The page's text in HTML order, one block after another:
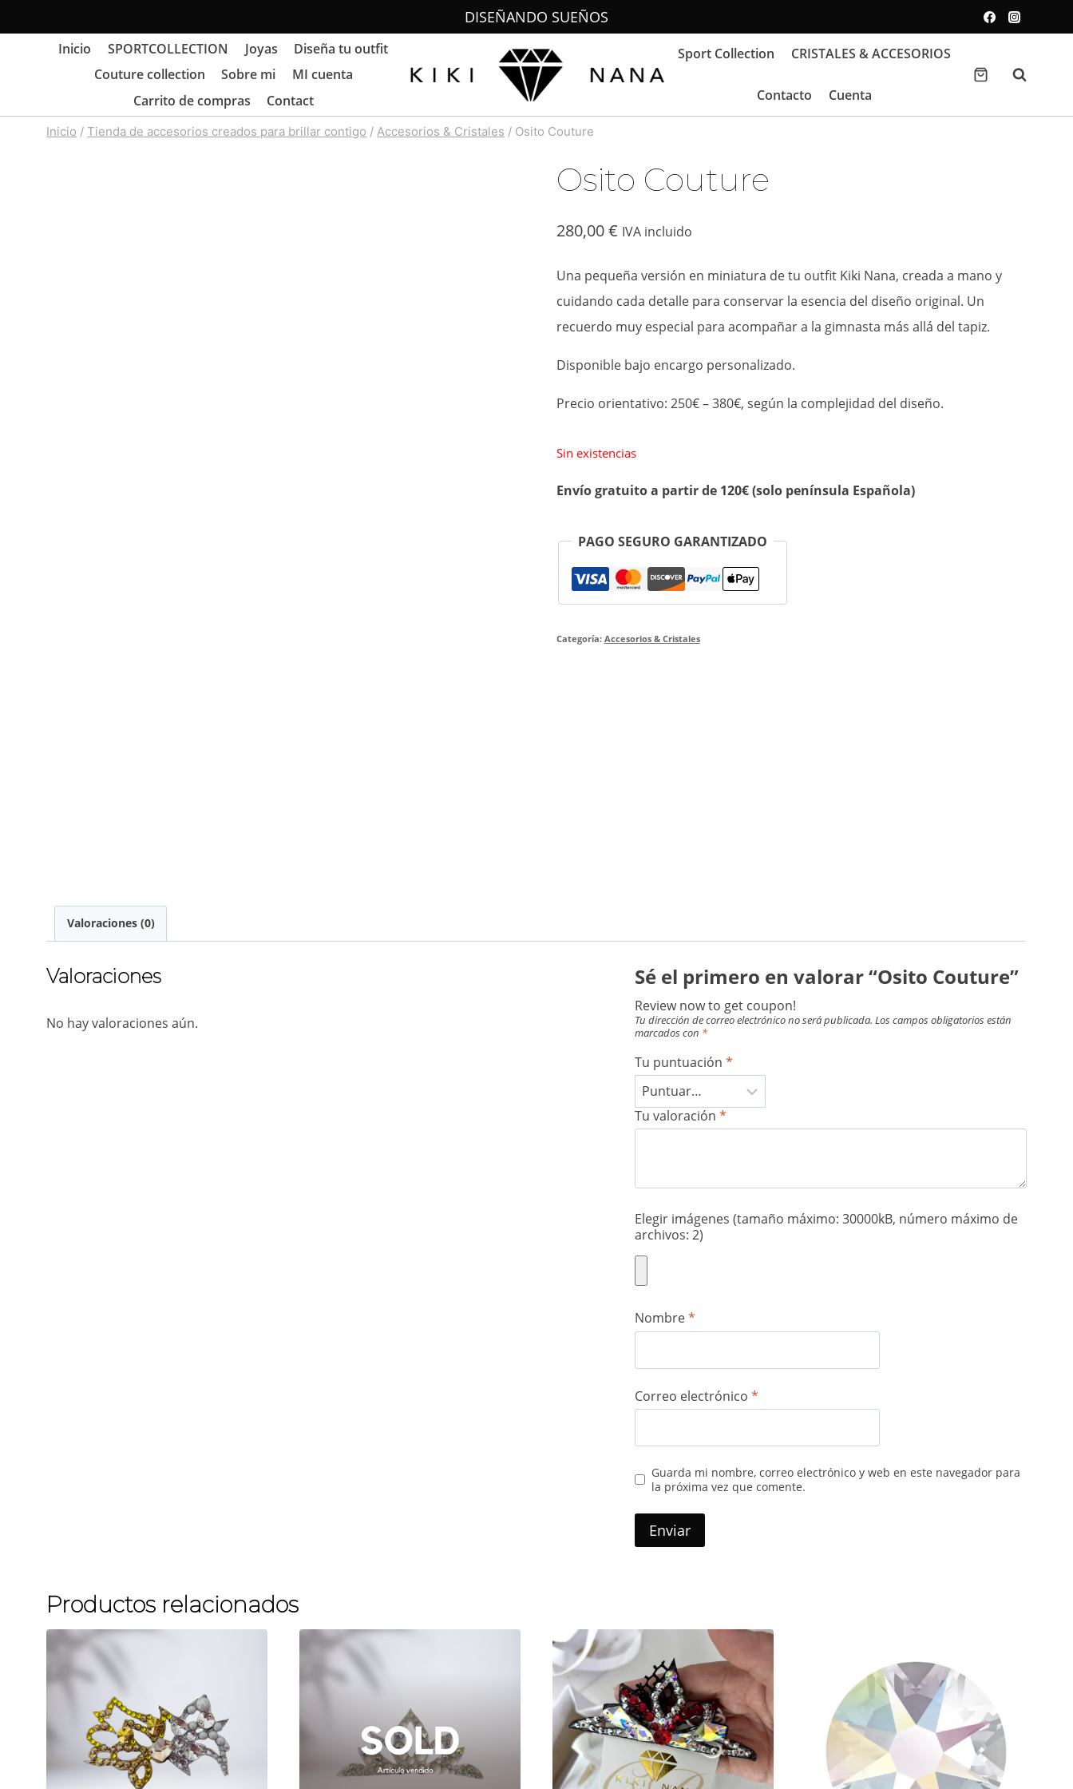
al
DISEÑANDO SUEÑOS
Inicio SPORTCOLLECTION Joyas
Diseña tu outfit
Couture collection
Sobre mi
MI cuenta
Carrito de compras
Contact
Sport Collection CRISTALES & ACCESORIOS
Contacto Cuenta
Inicio / Tienda de accesorios creados para brillar contigo / Accesorios & Cristales / Osito Couture
Osito Couture
280,00€ IVA incluido
Una pequeña versión en miniatura de tu outfit Kiki Nana, creada a mano y
cuidando cada detalle para conservar la esencia del diseño original. Un
recuerdo muy especial para acompañar a la gimnasta más allá del tapiz.
Disponible bajo encargo personalizado.
Precio orientativo: 250€ – 380€, según la complejidad del diseño.
Sin existencias
Envío gratuito a partir de 120€ (solo península Española)
PAGO SEGURO GARANTIZADO
Categoría: Accesorios & Cristales
Valoraciones (0)
Valoraciones
No hay valoraciones aún.
Sé el primero en valorar “Osito Couture”
Review now to get coupon!
Tu dirección de correo electrónico no será publicada. Los campos obligatorios están
marcados con *
Tu puntuación *
Tu valoración *
Elegir imágenes (tamaño máximo: 30000kB, número máximo de
archivos: 2)
Nombre*
Correo electrónico *
Guarda mi nombre, correo electrónico y web en este navegador para
la próxima vez que comente.
Productos relacionados